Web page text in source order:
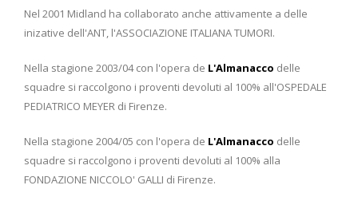
Nel 2001 Midland ha collaborato anche attivamente a delle
inizative dell'ANT, l'ASSOCIAZIONE ITALIANA TUMORI.
Nella stagione 2003/04 con l'opera de L'Almanacco delle
squadre si raccolgono i proventi devoluti al 100% all'OSPEDALE
PEDIATRICO MEYER di Firenze.
Nella stagione 2004/05 con l'opera de L'Almanacco delle
squadre si raccolgono i proventi devoluti al 100% alla
FONDAZIONE NICCOLO' GALLI di Firenze.